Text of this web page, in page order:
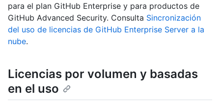
para el plan GitHub Enterprise y para productos de
GitHub Advanced Security. Consulta Sincronización
del uso de licencias de GitHub Enterprise Server a la
nube.
Licencias por volumen y basadas
en el uso